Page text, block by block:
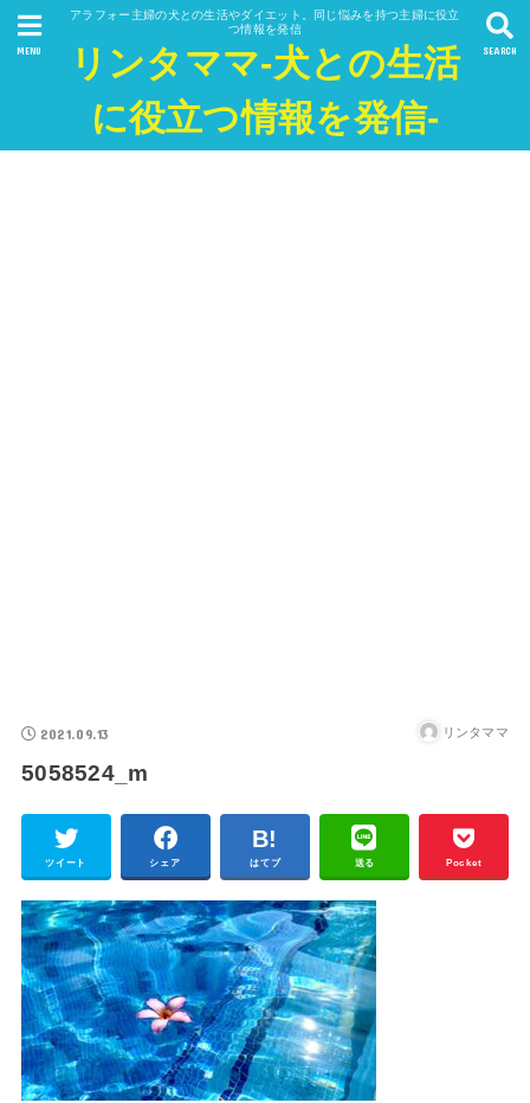
アラフォー主婦の犬との生活やダイエット。同じ悩みを持つ主婦に役立
つ情報を発信
リンタママ-犬との生活
に役立つ情報を発信-
SEARCH
MENU
2021.09.13 リンタママ
5058524_m
ツイート シェア はてブ 送る Pocket